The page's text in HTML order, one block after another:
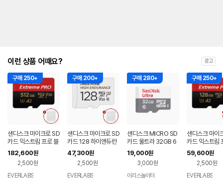
이런 상품 어때요? 광고
구매 250+
샌디스크 마이크로 SD
카드 익스트림 프로 블
랙박스 카메라 메모리
+케이스 512GB
182,600원
2,500원
EVERLABS
구매 200+
샌디스크 마이크로 SD
카드 128 하이엔듀런
스 블랙박스 메모리
+케이스 128GB
47,300원
2,500원
EVERLABS
구매 280+
샌디스크 MICRO SD
카드 울트라 32GB 6
4GB 128GB QUNR
핸드폰 스마트폰 블랙
박스 TF 외장 메모리
카드
19,000원
3,000원
이리스놀이터
구매 250+
샌디스크 마이
카드 익스트림
랙박스 카메라
+케이스
59,600원
2,500원
EVERLABS